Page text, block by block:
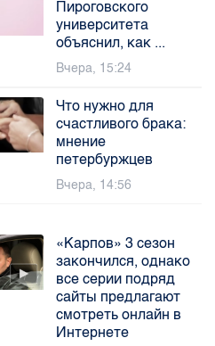
Пироговского
университета
объяснил, как ...
Вчера, 15:24
Что нужно для
счастливого брака:
мнение
петербуржцев
Вчера, 14:56
«Карпов» 3 сезон
закончился, однако
все серии подряд
сайты предлагают
смотреть онлайн в
Интернете